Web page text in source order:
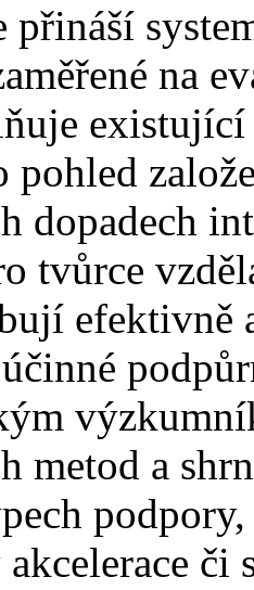
přináší
na
pohled
dopadech
tvůrce
efektivně
metod a